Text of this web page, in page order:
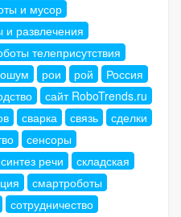
и мусор
и развлечения
телеприсутствия
рои рой
Россия
сайт RoboTrends.ru
сварка связь
сделки
сенсоры
синтез речи
складская
смартроботы
сотрудничество